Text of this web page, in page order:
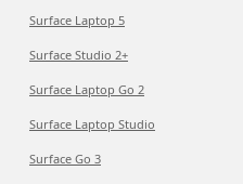
Surface Laptop 5
Surface Studio 2+
Surface Laptop Go 2
Surface Laptop Studio
Surface Go 3